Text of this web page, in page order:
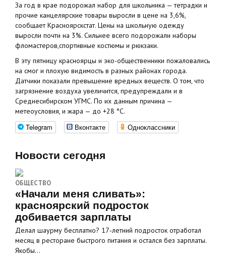
За год в крае подорожал набор для школьника — тетрадки и
прочие канцелярские товары выросли в цене на 3,6%,
сообщает Красноярскстат. Цены на школьную одежду
выросли почти на 3%. Сильнее всего подорожали наборы
фломастеров,спортивные костюмы и рюкзаки.
В эту пятницу красноярцы и эко-общественники пожаловались
на смог и плохую видимость в разных районах города.
Датчики показали превышение вредных веществ. О том, что
загрязнение воздуха увеличится, предупреждали и в
Среднесибирском УГМС. По их данным причина —
метеоусловия, и жара — до +28 °C.
Telegram Вконтакте Одноклассники
Новости сегодня
ОБЩЕСТВО
«Начали меня сливать»:
красноярский подросток
добивается зарплаты
Делал шаурму бесплатно? 17‑летний подросток отработал
месяц в ресторане быстрого питания и остался без зарплаты.
Якобы…